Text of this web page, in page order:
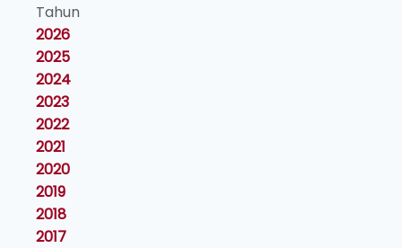
Tahun
2026
2025
2024
2023
2022
2021
2020
2019
2018
2017